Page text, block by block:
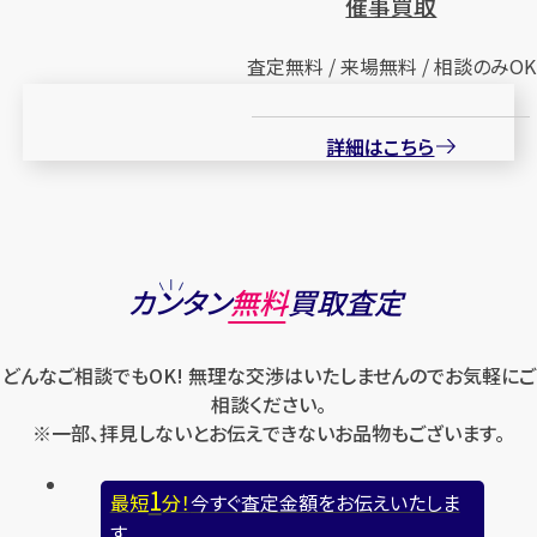
査定無料 / 来場無料 / 相談のみOK
詳細はこちら
カンタン無料買取査定
どんなご相談でもOK! 無理な交渉はいたしませんのでお気軽にご
相談ください。
※一部、拝見しないとお伝えできないお品物もございます。
最短1分！今すぐ査定金額をお伝えいたしま